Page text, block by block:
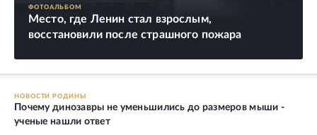
ФОТОАЛЬБОМ
Место, где Ленин стал взрослым,
восстановили после страшного пожара
НОВОСТИ РОДИНЫ
Почему динозавры не уменьшились до размеров мыши -
ученые нашли ответ